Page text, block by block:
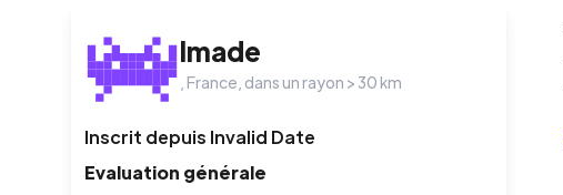
Imade
France , dans un rayon > 30 km
Inscrit depuis Invalid Date
Evaluation générale